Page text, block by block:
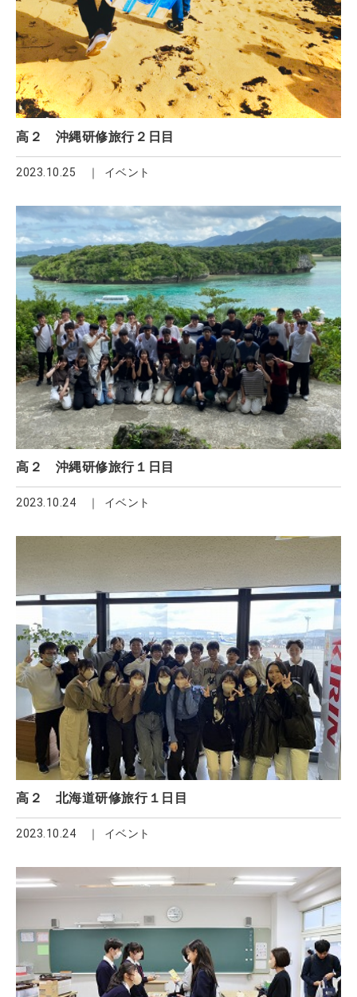
高２ 沖縄研修旅行２日目
2023.10.25 イベント
高２ 沖縄研修旅行１日目
2023.10.24 イベント
高２ 北海道研修旅行１日目
2023.10.24 イベント